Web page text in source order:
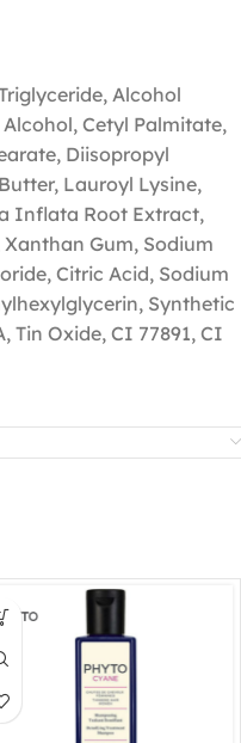
Alcohol
Cetyl Palmitate,
Diisopropyl
Lauroyl Lysine,
Inflata Root Extract,
Gum, Sodium
Citric Acid, Sodium
Synthetic
Tin Oxide, CI 77891, CI